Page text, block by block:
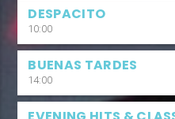
DESPACITO
10:00
BUENAS TARDES
14:00